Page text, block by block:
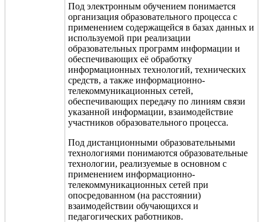
Под электронным обучением понимается
организация образовательного процесса с
применением содержащейся в базах данных и
используемой при реализации
образовательных программ информации и
обеспечивающих её обработку
информационных технологий, технических
средств, а также информационно­-
телекоммуникационных сетей,
обеспечивающих передачу по линиям связи
указанной информации, взаимодействие
участников образовательного процесса.
Под дистанционными образовательными
технологиями понимаются образовательные
технологии, реализуемые в основном с
применением информационно-
телекоммуникационных сетей при
опосредованном (на расстоянии)
взаимодействии обучающихся и
педагогических работников.